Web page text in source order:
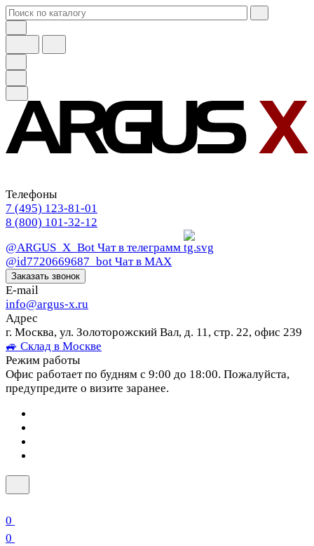
Телефоны
7 (495) 123-81-01
8 (800) 101-32-12
@ARGUS_X_Bot Чат в телеграмм
@id7720669687_bot Чат в МАХ
Заказать звонок
E-mail
info@argus-x.ru
Адрес
г. Москва, ул. Золоторожский Вал, д. 11, стр. 22, офис 239
🚙 Склад в Москве
Режим работы
Офис работает по будням с 9:00 до 18:00. Пожалуйста,
предупредите о визите заранее.
0
0